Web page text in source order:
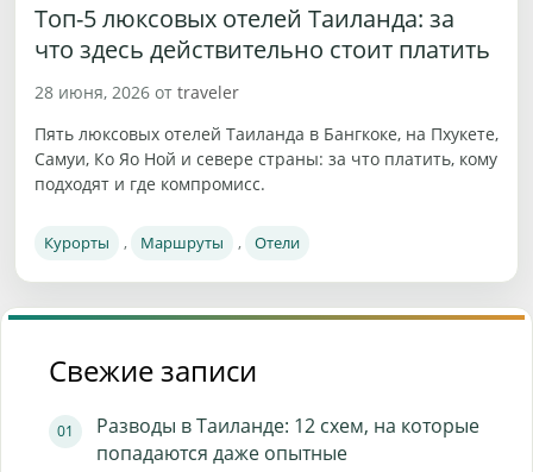
Топ-5 люксовых отелей Таиланда: за
что здесь действительно стоит платить
28 июня, 2026 от traveler
Пять люксовых отелей Таиланда в Бангкоке, на Пхукете,
Самуи, Ко Яо Ной и севере страны: за что платить, кому
подходят и где компромисс.
Курорты , Маршруты , Отели
Свежие записи
Разводы в Таиланде: 12 схем, на которые
попадаются даже опытные